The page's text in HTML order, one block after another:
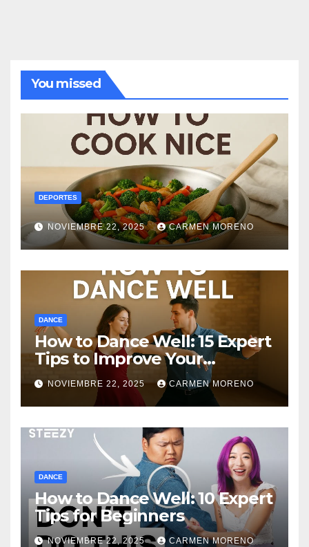
You missed
DEPORTES
NOVIEMBRE 22, 2025 CARMEN MORENO
DANCE
How to Dance Well: 15 Expert
Tips to Improve Your
Dancing Skills Fast
NOVIEMBRE 22, 2025 CARMEN MORENO
DANCE
How to Dance Well: 10 Expert
Tips for Beginners
NOVIEMBRE 22, 2025 CARMEN MORENO